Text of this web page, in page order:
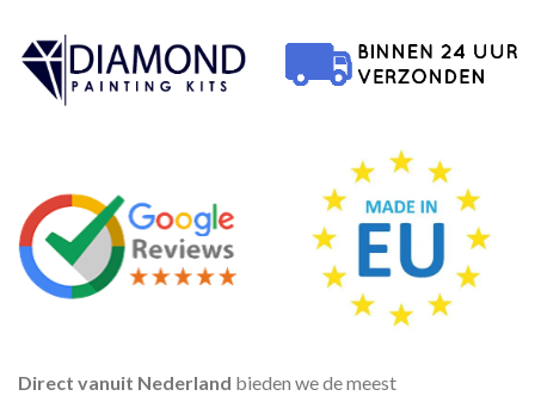
Direct vanuit Nederland bieden we de meest